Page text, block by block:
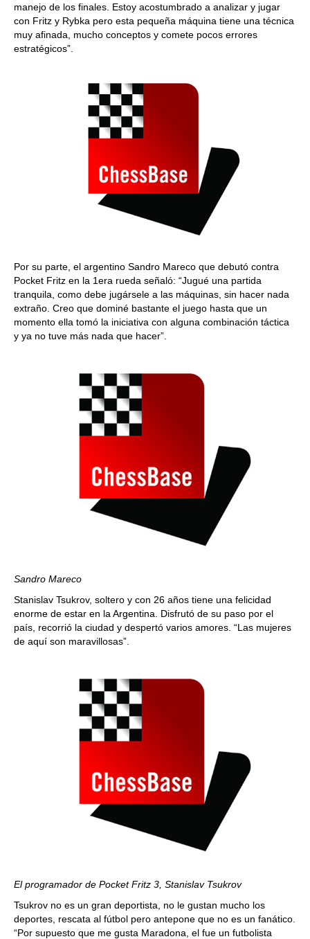
manejo de los finales. Estoy acostumbrado a analizar y jugar
con Fritz y Rybka pero esta pequeña máquina tiene una técnica
muy afinada, mucho conceptos y comete pocos errores
estratégicos”.
Por su parte, el argentino Sandro Mareco que debutó contra
Pocket Fritz en la 1era rueda señaló: “Jugué una partida
tranquila, como debe jugársele a las máquinas, sin hacer nada
extraño. Creo que dominé bastante el juego hasta que un
momento ella tomó la iniciativa con alguna combinación táctica
y ya no tuve más nada que hacer”.
Sandro Mareco
Stanislav Tsukrov, soltero y con 26 años tiene una felicidad
enorme de estar en la Argentina. Disfrutó de su paso por el
país, recorrió la ciudad y despertó varios amores. “Las mujeres
de aquí son maravillosas”.
El programador de Pocket Fritz 3, Stanislav Tsukrov
Tsukrov no es un gran deportista, no le gustan mucho los
deportes, rescata al fútbol pero antepone que no es un fanático.
“Por supuesto que me gusta Maradona, el fue un futbolista